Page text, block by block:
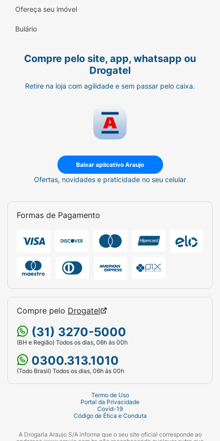
hidroxitolueno, manteiga da semente de coco,
laurete-2, óleo da semente de linhaça,
lumbricalis, nicotinamida, pantenol, pentileno
glicol, hexil cinamal.
Ofereça seu imóvel
Bulário
Compre pelo site, app, whatsapp ou
Drogatel
Retire na loja com agilidade e sem passar pelo caixa.
Baixar aplicativo Araujo
Ofertas, novidades e praticidade no seu celular
Formas de Pagamento
Compre pelo Drogatel
(31) 3270-5000
(BH e Região) Todos os dias, 06h às 00h
0300.313.1010
(Todo Brasil) Todos os dias, 06h às 00h
Termo de Uso
Portal da Privacidade
Covid-19
Código de Ética e Conduta
A Drogaria Araujo S/A informa que o seu site oficial corresponde ao